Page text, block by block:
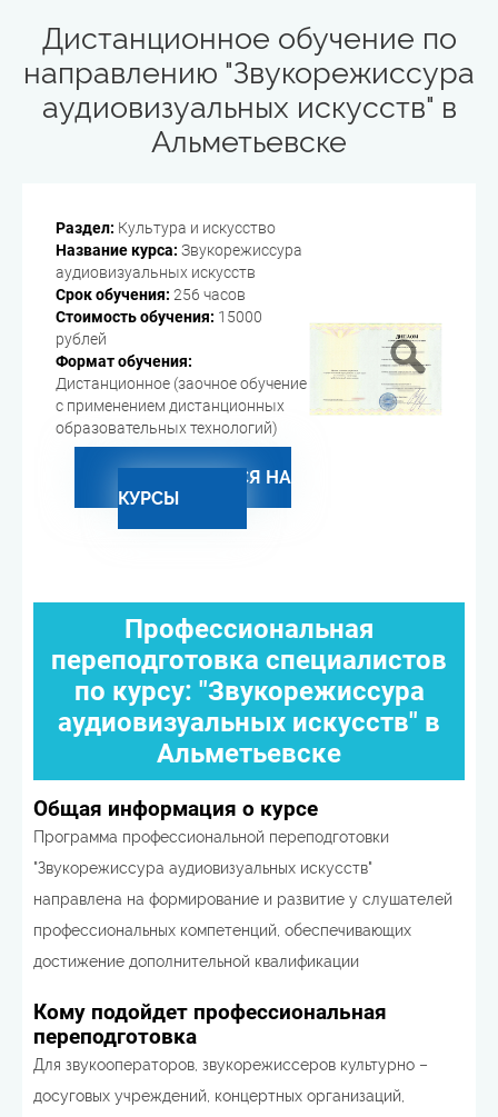
Дистанционное обучение по
направлению "Звукорежиссура
аудиовизуальных искусств" в
Альметьевске
Раздел: Культура и искусство
Название курса: Звукорежиссура
аудиовизуальных искусств
Срок обучения: 256 часов
Стоимость обучения: 15000
рублей
Формат обучения:
Дистанционное (заочное обучение
с применением дистанционных
образовательных технологий)
ЗАПИСАТЬСЯ НА
КУРСЫ
Профессиональная
переподготовка специалистов
по курсу: "Звукорежиссура
аудиовизуальных искусств" в
Альметьевске
Общая информация о курсе
Программа профессиональной переподготовки
"Звукорежиссура аудиовизуальных искусств"
направлена на формирование и развитие у слушателей
профессиональных компетенций, обеспечивающих
достижение дополнительной квалификации
Кому подойдет профессиональная
переподготовка
Для звукооператоров, звукорежиссеров культурно –
досуговых учреждений, концертных организаций,